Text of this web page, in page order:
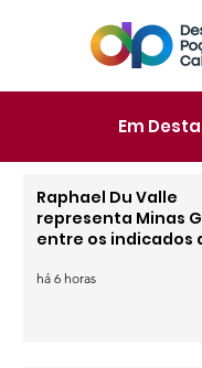
Em
Raphael Du Valle
representa Minas
entre os indicados
Awards
há 6 horas